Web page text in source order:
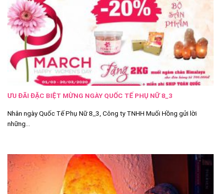
ƯU ĐÃI ĐẶC BIỆT MỪNG NGÀY QUỐC TẾ PHỤ NỮ 8_3
Nhân ngày Quốc Tế Phụ Nữ 8_3, Công ty TNHH Muối Hồng gửi lời
những...